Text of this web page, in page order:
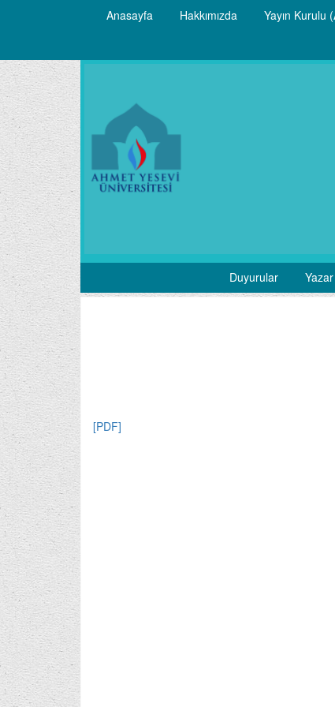
Anasayfa Hakkımızda Yayın Kurulu
Duyurular
[PDF]